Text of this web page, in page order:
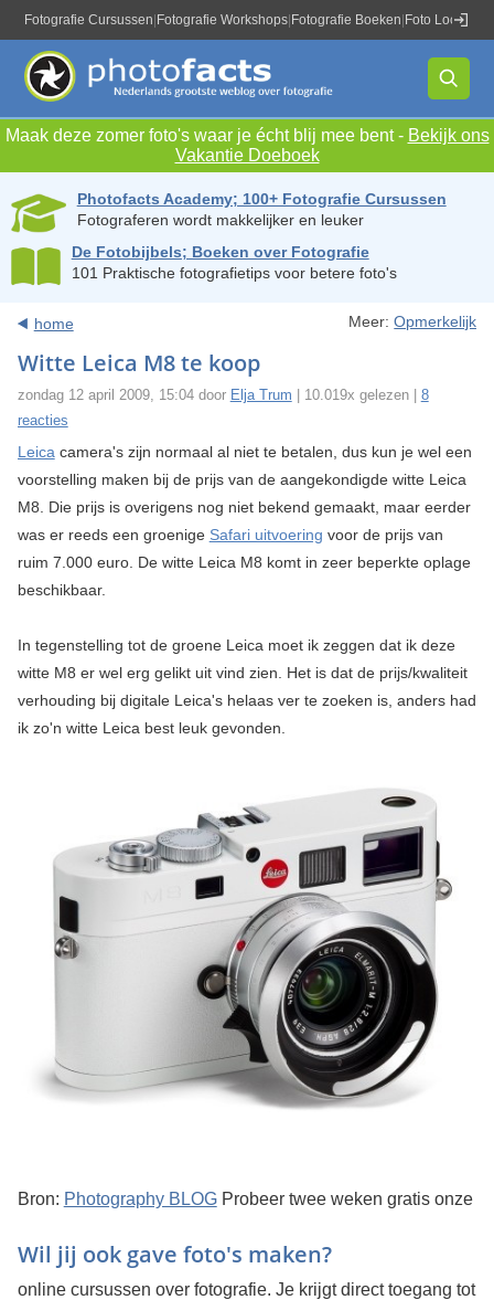
Fotografie Cursussen Fotografie Workshops Fotografie Boeken Foto Locaties
Maak deze zomer foto's waar je écht blij mee bent - Bekijk ons
Vakantie Doeboek
Photofacts Academy; 100+ Fotografie Cursussen
Fotograferen wordt makkelijker en leuker
De Fotobijbels; Boeken over Fotografie
101 Praktische fotografietips voor betere foto's
home Meer:Opmerkelijk
Witte Leica M8 te koop
zondag 12 april 2009, 15:04 door Elja Trum | 10.019x gelezen | 8
reacties
Leicacamera's zijn normaal al niet te betalen, dus kun je wel een
voorstelling maken bij de prijs van de aangekondigde witte Leica
M8. Die prijs is overigens nog niet bekend gemaakt, maar eerder
was er reeds een groenige Safari uitvoering voor de prijs van
ruim 7.000 euro. De witte Leica M8 komt in zeer beperkte oplage
beschikbaar.
In tegenstelling tot de groene Leica moet ik zeggen dat ik deze
witte M8 er wel erg gelikt uit vind zien. Het is dat de prijs/kwaliteit
verhouding bij digitale Leica's helaas ver te zoeken is, anders had
ik zo'n witte Leica best leuk gevonden.
Bron: Photography BLOG
Wil jij ook gave foto's maken?
Probeer twee weken gratis onze
online cursussen over fotografie. Je krijgt direct toegang tot